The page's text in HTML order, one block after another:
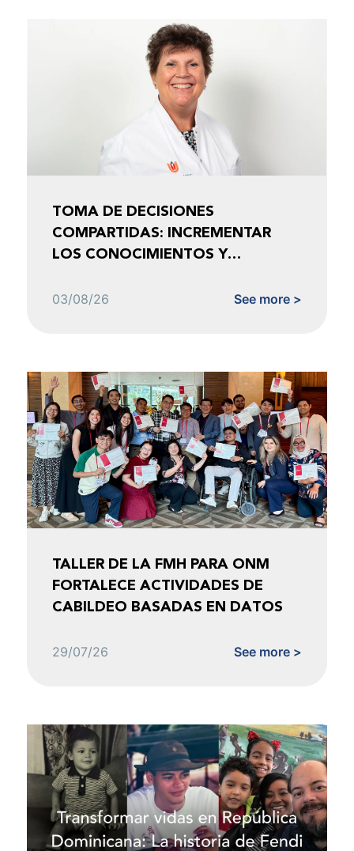
TOMA DE DECISIONES
COMPARTIDAS: INCREMENTAR
LOS CONOCIMIENTOS Y
03/08/26 See more >
TALLER DE LA FMH PARA ONM
FORTALECE ACTIVIDADES DE
CABILDEO BASADAS EN DATOS
29/07/26 See more >